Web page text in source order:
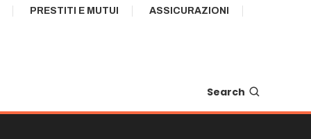
PRESTITI E MUTUI ASSICURAZIONI
Search